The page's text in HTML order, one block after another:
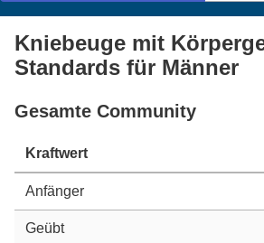
Kniebeuge mit
Standards für Männer
Gesamte Community
Kraftwert
Anfänger
Geübt